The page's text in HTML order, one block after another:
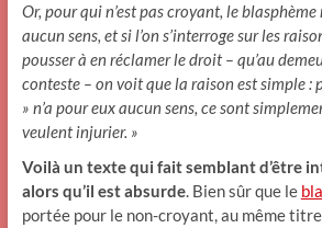
Or, pour qui n’est pas croyant, le blasphème
aucun sens, et si l’on s’interroge sur les
pousser à en réclamer le droit – qu’au
conteste – on voit que la raison est simple :
» n’a pour eux aucun sens, ce sont
veulent injurier. »
Voilà un texte qui fait semblant d’être
alors qu’il est absurde. Bien sûr que le
portée pour le non-croyant, au même